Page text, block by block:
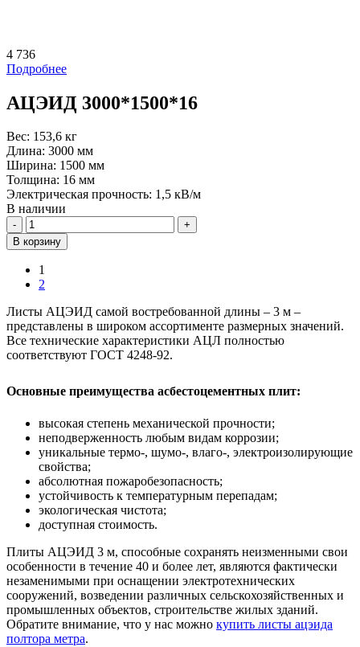
4 736
Подробнее
АЦЭИД 3000*1500*16
Вес: 153,6 кг
Длина: 3000 мм
Ширина: 1500 мм
Толщина: 16 мм
Электрическая прочность: 1,5 кВ/м
В наличии
Количество
В корзину
1
2
Листы АЦЭИД самой востребованной длины – 3 м –
представлены в широком ассортименте размерных значений.
Все технические характеристики АЦЛ полностью
соответствуют ГОСТ 4248-92.
Основные преимущества асбестоцементных плит:
высокая степень механической прочности;
неподверженность любым видам коррозии;
уникальные термо-, шумо-, влаго-, электроизолирующие
свойства;
абсолютная пожаробезопасность;
устойчивость к температурным перепадам;
экологическая чистота;
доступная стоимость.
Плиты АЦЭИД 3 м, способные сохранять неизменными свои
особенности в течение 40 и более лет, являются фактически
незаменимыми при оснащении электротехнических
сооружений, возведении различных сельскохозяйственных и
промышленных объектов, строительстве жилых зданий.
Обратите внимание, что у нас можно купить листы ацэида
полтора метра.